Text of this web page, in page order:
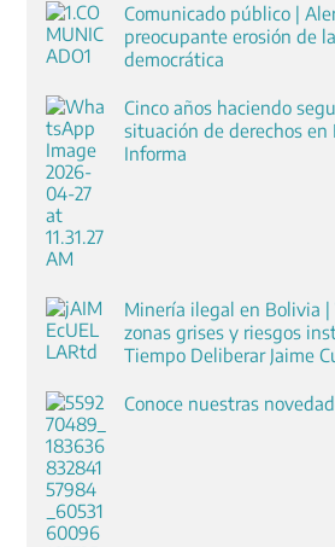
Comunicado público |
preocupante erosión de
democrática
Cinco años haciendo
situación de derechos en
Informa
Minería ilegal en Bolivia |
zonas grises y riesgos
Tiempo Deliberar Jaime
Conoce nuestras